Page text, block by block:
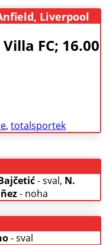
Liverpool
FC; 16.00
, totalsportek
- sval, N.
- noha
- sval